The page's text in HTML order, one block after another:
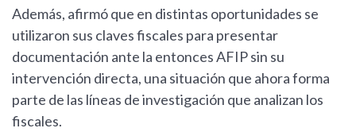
Además, afirmó que en distintas oportunidades se
utilizaron sus claves fiscales para presentar
documentación ante la entonces AFIP sin su
intervención directa, una situación que ahora forma
parte de las líneas de investigación que analizan los
fiscales.